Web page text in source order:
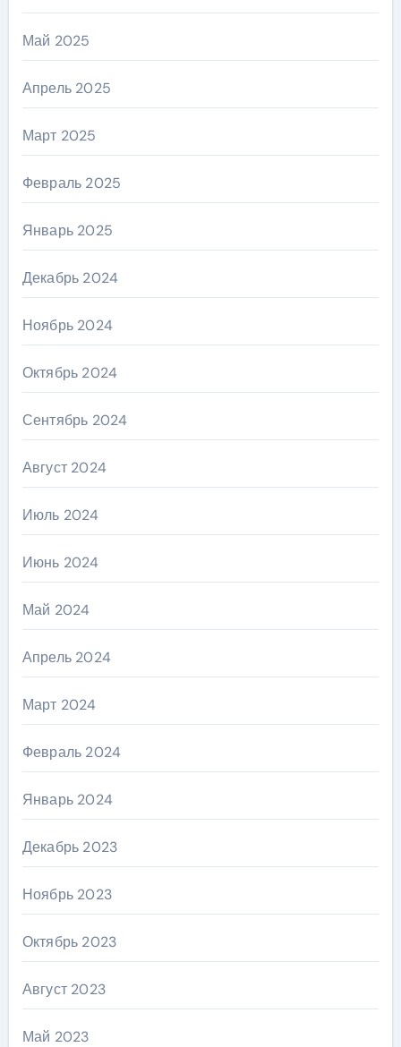
Май 2025
Апрель 2025
Март 2025
Февраль 2025
Январь 2025
Декабрь 2024
Ноябрь 2024
Октябрь 2024
Сентябрь 2024
Август 2024
Июль 2024
Июнь 2024
Май 2024
Апрель 2024
Март 2024
Февраль 2024
Январь 2024
Декабрь 2023
Ноябрь 2023
Октябрь 2023
Август 2023
Май 2023